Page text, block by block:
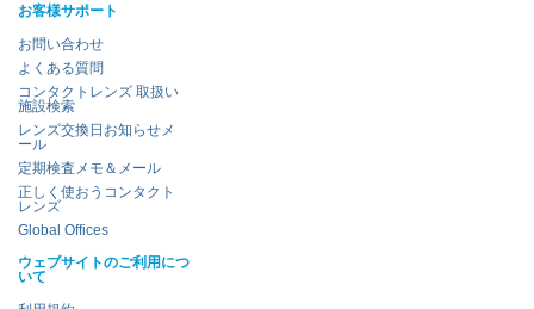
お客様サポート
お問い合わせ
よくある質問
コンタクトレンズ 取扱い
施設検索
レンズ交換日お知らせメ
ール
定期検査メモ＆メール
正しく使おうコンタクト
レンズ
Global Offices
ウェブサイトのご利用につ
いて